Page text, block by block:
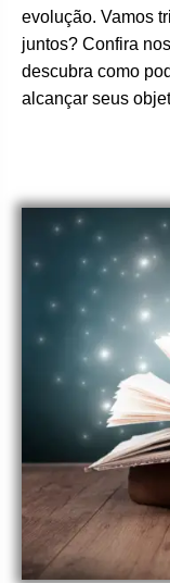
evolução. Vamos
juntos? Confira
descubra como
alcançar seus